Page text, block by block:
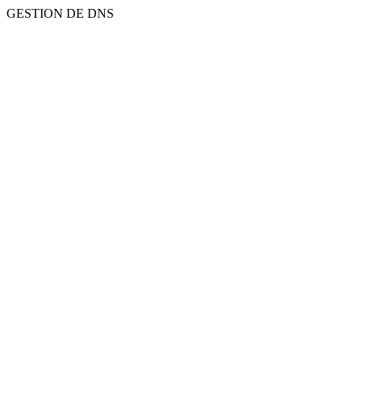
GESTION DE DNS